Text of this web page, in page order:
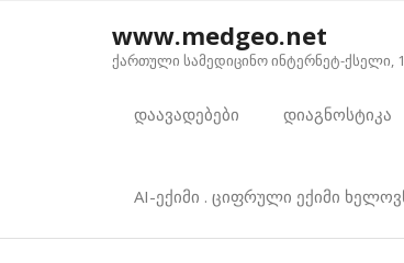
www.medgeo.net
ქართული სამედიცინო ინტერნეტ-ქსელი,
დაავადებები დიაგნოსტიკა
AI-ექიმი . ციფრული ექიმი